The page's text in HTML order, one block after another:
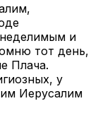
и
тот день,
Плача.
у
Иерусалим